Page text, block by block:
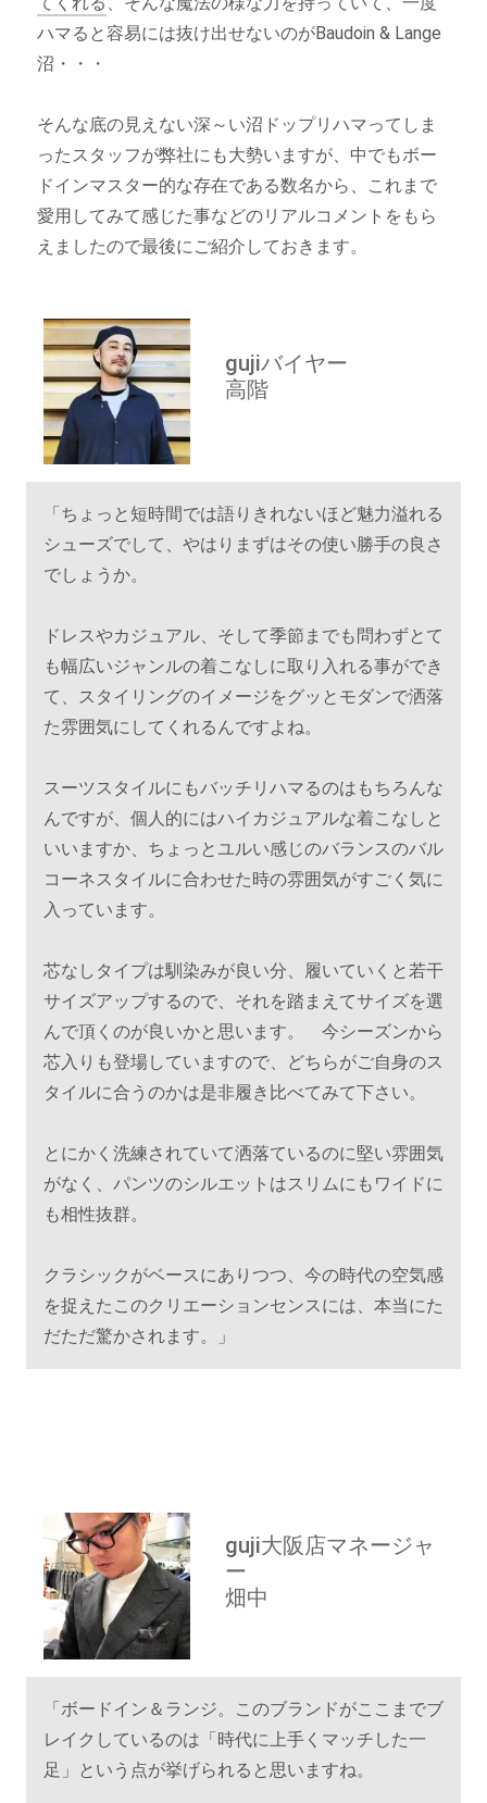
ハマると容易には抜け出せないのがBaudoin & Lange
沼・・・
そんな底の見えない深～い沼ドップリハマってしま
ったスタッフが弊社にも大勢いますが、中でもボー
ドインマスター的な存在である数名から、これまで
愛用してみて感じた事などのリアルコメントをもら
えましたので最後にご紹介しておきます。
gujiバイヤー
高階
「ちょっと短時間では語りきれないほど魅力溢れる
シューズでして、やはりまずはその使い勝手の良さ
でしょうか。
ドレスやカジュアル、そして季節までも問わずとて
も幅広いジャンルの着こなしに取り入れる事ができ
て、スタイリングのイメージをグッとモダンで洒落
た雰囲気にしてくれるんですよね。
スーツスタイルにもバッチリハマるのはもちろんな
んですが、個人的にはハイカジュアルな着こなしと
いいますか、ちょっとユルい感じのバランスのバル
コーネスタイルに合わせた時の雰囲気がすごく気に
入っています。
芯なしタイプは馴染みが良い分、履いていくと若干
サイズアップするので、それを踏まえてサイズを選
んで頂くのが良いかと思います。 今シーズンから
芯入りも登場していますので、どちらがご自身のス
タイルに合うのかは是非履き比べてみて下さい。
とにかく洗練されていて洒落ているのに堅い雰囲気
がなく、パンツのシルエットはスリムにもワイドに
も相性抜群。
クラシックがベースにありつつ、今の時代の空気感
を捉えたこのクリエーションセンスには、本当にた
だただ驚かされます。」
guji大阪店マネージャ
ー
畑中
「ボードイン＆ランジ。このブランドがここまでブ
レイクしているのは「時代に上手くマッチした一
足」という点が挙げられると思いますね。